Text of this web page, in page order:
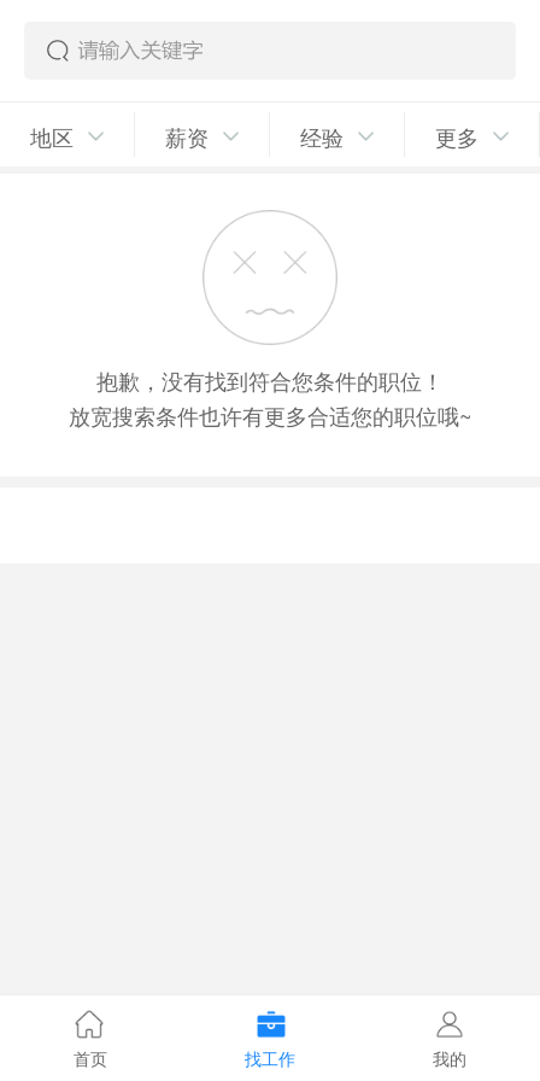
地区 薪资 经验 更多
抱歉，没有找到符合您条件的职位！
放宽搜索条件也许有更多合适您的职位哦~
首页 找工作 我的